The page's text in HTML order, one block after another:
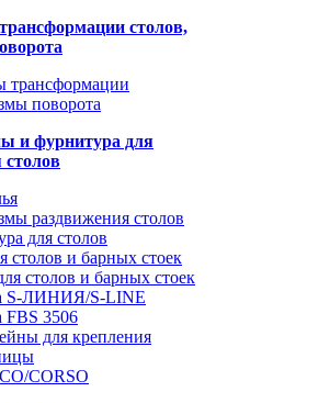
столов,
трансформации
поворота
и фурнитура для
столов
раздвижения столов
для столов
столов и барных стоек
столов и барных стоек
S-ЛИНИЯ/S-LINE
FBS 3506
для крепления